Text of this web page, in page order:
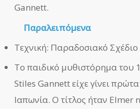
Gannett.
Παραλειπόμενα
Τεχνική: Παραδοσιακό Σχέδιο
Το παιδικό μυθιστόρημα του
Stiles Gannett είχε γίνει
Ιαπωνία. Ο τίτλος ήταν Elmer